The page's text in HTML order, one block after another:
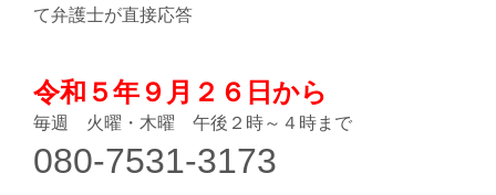
て弁護士が直接応答
令和５年９月２６日から
毎週 火曜・木曜 午後２時～４時まで
080-7531-3173